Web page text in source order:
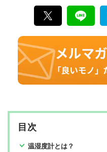
目次
温湿度計とは？